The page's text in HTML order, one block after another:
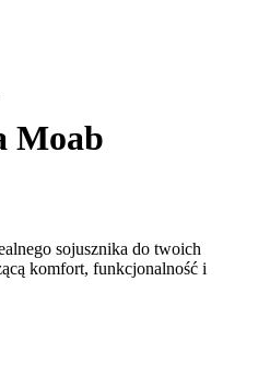
Moab
sojusznika do twoich
komfort, funkcjonalność i